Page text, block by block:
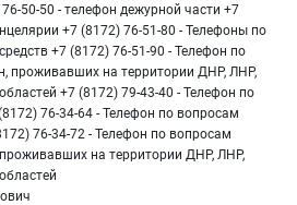
50-50 - телефон дежурной части +7
+7 (8172) 76-51-80 - Телефоны по
+7 (8172) 76-51-90 - Телефон по
проживавших на территории ДНР, ЛНР,
+7 (8172) 79-43-40 - Телефон по
76-34-64 - Телефон по вопросам
76-34-72 - Телефон по вопросам
на территории ДНР, ЛНР,